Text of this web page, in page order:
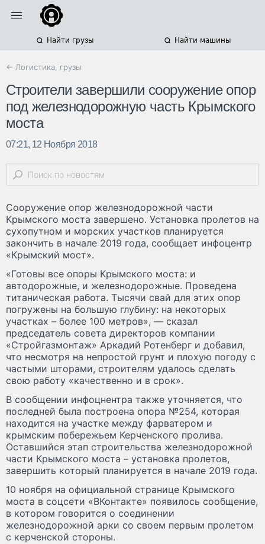
Найти грузы Найти машины
← Логистика, грузы
Строители завершили сооружение опор
под железнодорожную часть Крымского
моста
07:21, 12 Ноября 2018
Сооружение опор железнодорожной части
Крымского моста завершено. Установка пролетов на
сухопутном и морских участков планируется
закончить в начале 2019 года, сообщает инфоцентр
«Крымский мост».
«Готовы все опоры Крымского моста: и
автодорожные, и железнодорожные. Проведена
титаническая работа. Тысячи свай для этих опор
погружены на большую глубину: на некоторых
участках – более 100 метров», — сказал
председатель совета директоров компании
«Стройгазмонтаж» Аркадий Ротенберг и добавил,
что несмотря на непростой грунт и плохую погоду с
частыми шторами, строителям удалось сделать
свою работу «качественно и в срок».
В сообщении инфоцнентра также уточняется, что
последней была построена опора №254, которая
находится на участке между фарватером и
крымским побережьем Керченского пролива.
Оставшийся этап строительства железнодорожной
части Крымского моста – установка пролетов,
завершить который планируется в начале 2019 года.
10 ноября на официальной странице Крымского
моста в соцсети «ВКонтакте» появилось сообщение,
в котором говорится о соединении
железнодорожной арки со своем первым пролетом
с керченской стороны.